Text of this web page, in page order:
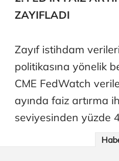
ZAYIFLADI
Zayıf istihdam
politikasına yönelik
CME FedWatch
ayında faiz artırma
seviyesinden yüzde